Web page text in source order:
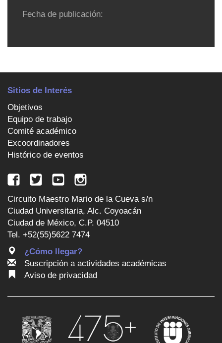
Fecha de publicación:
Sitios de Interés
Objetivos
Equipo de trabajo
Comité académico
Excoordinadores
Histórico de eventos
Circuito Maestro Mario de la Cueva s/n
Ciudad Universitaria, Alc. Coyoacán
Ciudad de México, C.P. 04510
Tel. +52(55)5622 7474
¿Cómo llegar?
Suscripción a actividades académicas
Aviso de privacidad